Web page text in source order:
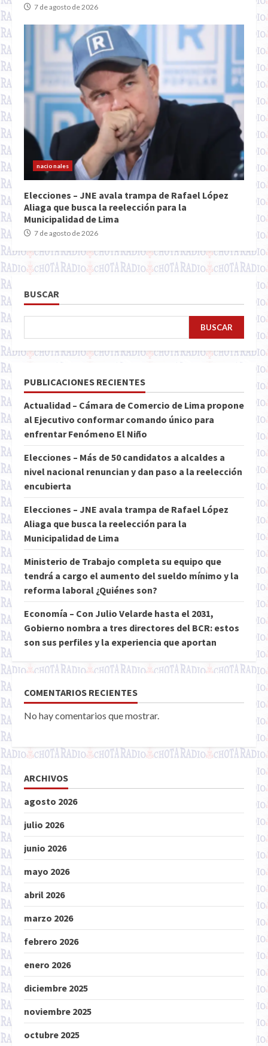
7 de agosto de 2026
nacionales
Elecciones – JNE avala trampa de Rafael López
Aliaga que busca la reelección para la
Municipalidad de Lima
7 de agosto de 2026
BUSCAR
BUSCAR
PUBLICACIONES RECIENTES
Actualidad – Cámara de Comercio de Lima propone
al Ejecutivo conformar comando único para
enfrentar Fenómeno El Niño
Elecciones – Más de 50 candidatos a alcaldes a
nivel nacional renuncian y dan paso a la reelección
encubierta
Elecciones – JNE avala trampa de Rafael López
Aliaga que busca la reelección para la
Municipalidad de Lima
Ministerio de Trabajo completa su equipo que
tendrá a cargo el aumento del sueldo mínimo y la
reforma laboral ¿Quiénes son?
Economía – Con Julio Velarde hasta el 2031,
Gobierno nombra a tres directores del BCR: estos
son sus perfiles y la experiencia que aportan
COMENTARIOS RECIENTES
No hay comentarios que mostrar.
ARCHIVOS
agosto 2026
julio 2026
junio 2026
mayo 2026
abril 2026
marzo 2026
febrero 2026
enero 2026
diciembre 2025
noviembre 2025
octubre 2025